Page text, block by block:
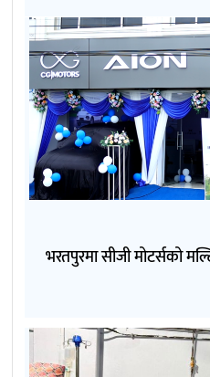
भरतपुरमा सीजी मोटर्सको